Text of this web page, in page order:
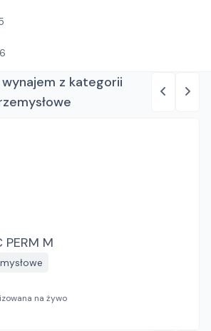
z kategorii
PERM M
na żywo